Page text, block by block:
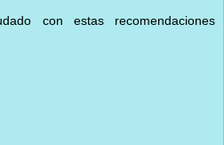
con estas recomendaciones